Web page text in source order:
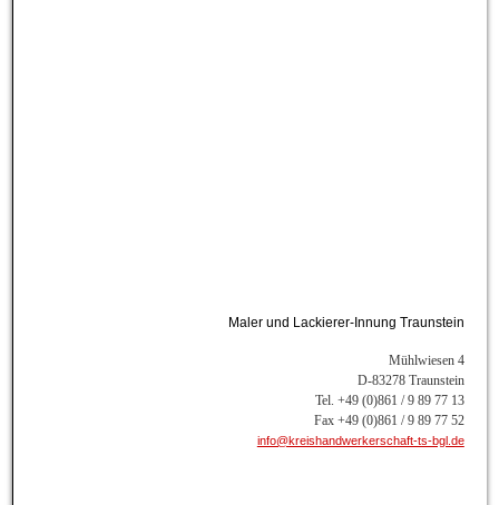
Maler und Lackierer-Innung Traunstein
Mühlwiesen 4
D-83278 Traunstein
Tel. +49 (0)861 / 9 89 77 13
Fax +49 (0)861 / 9 89 77 52
info@kreishandwerkerschaft-ts-bgl.de